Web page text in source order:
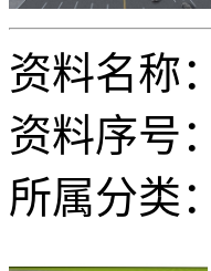
资料名称：
资料序号
所属分类：